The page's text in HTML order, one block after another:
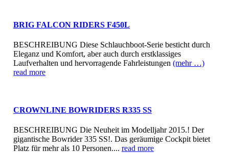
BRIG FALCON RIDERS F450L
BESCHREIBUNG Diese Schlauchboot-Serie besticht durch
Eleganz und Komfort, aber auch durch erstklassiges
Laufverhalten und hervorragende Fahrleistungen (mehr …)
read more
CROWNLINE BOWRIDERS R335 SS
BESCHREIBUNG Die Neuheit im Modelljahr 2015.! Der
gigantische Bowrider 335 SS!. Das geräumige Cockpit bietet
Platz für mehr als 10 Personen.... read more